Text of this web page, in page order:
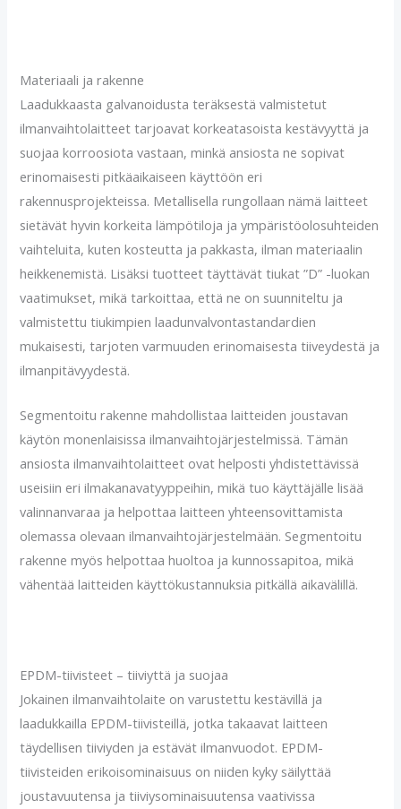
Materiaali ja rakenne
Laadukkaasta galvanoidusta teräksestä valmistetut
ilmanvaihtolaitteet tarjoavat korkeatasoista kestävyyttä ja
suojaa korroosiota vastaan, minkä ansiosta ne sopivat
erinomaisesti pitkäaikaiseen käyttöön eri
rakennusprojekteissa. Metallisella rungollaan nämä laitteet
sietävät hyvin korkeita lämpötiloja ja ympäristöolosuhteiden
vaihteluita, kuten kosteutta ja pakkasta, ilman materiaalin
heikkenemistä. Lisäksi tuotteet täyttävät tiukat ”D” -luokan
vaatimukset, mikä tarkoittaa, että ne on suunniteltu ja
valmistettu tiukimpien laadunvalvontastandardien
mukaisesti, tarjoten varmuuden erinomaisesta tiiveydestä ja
ilmanpitävyydestä.
Segmentoitu rakenne mahdollistaa laitteiden joustavan
käytön monenlaisissa ilmanvaihtojärjestelmissä. Tämän
ansiosta ilmanvaihtolaitteet ovat helposti yhdistettävissä
useisiin eri ilmakanavatyyppeihin, mikä tuo käyttäjälle lisää
valinnanvaraa ja helpottaa laitteen yhteensovittamista
olemassa olevaan ilmanvaihtojärjestelmään. Segmentoitu
rakenne myös helpottaa huoltoa ja kunnossapitoa, mikä
vähentää laitteiden käyttökustannuksia pitkällä aikavälillä.
EPDM-tiivisteet – tiiviyttä ja suojaa
Jokainen ilmanvaihtolaite on varustettu kestävillä ja
laadukkailla EPDM-tiivisteillä, jotka takaavat laitteen
täydellisen tiiviyden ja estävät ilmanvuodot. EPDM-
tiivisteiden erikoisominaisuus on niiden kyky säilyttää
joustavuutensa ja tiiviysominaisuutensa vaativissa